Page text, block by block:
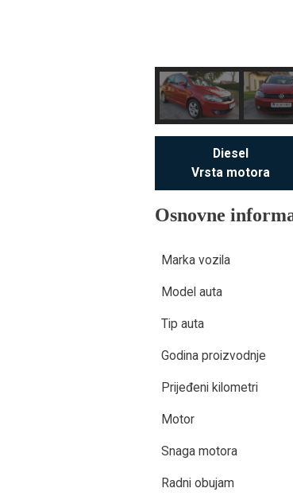
Diesel
Vrsta motora
Osnovne
Marka vozila
Model auta
Tip auta
Godina proizvodnje
Prijeđeni kilometri
Motor
Snaga motora
Radni obujam